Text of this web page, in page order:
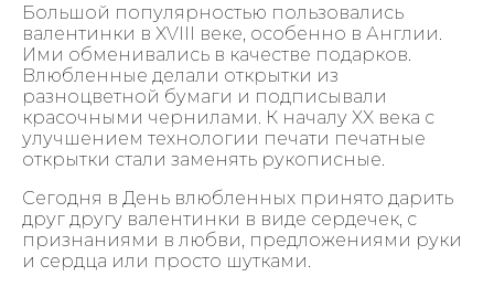
Большой популярностью пользовались
валентинки в XVIII веке, особенно в Англии.
Ими обменивались в качестве подарков.
Влюбленные делали открытки из
разноцветной бумаги и подписывали
красочными чернилами. К началу XX века с
улучшением технологии печати печатные
открытки стали заменять рукописные.
Сегодня в День влюбленных принято дарить
друг другу валентинки в виде сердечек, с
признаниями в любви, предложениями руки
и сердца или просто шутками.